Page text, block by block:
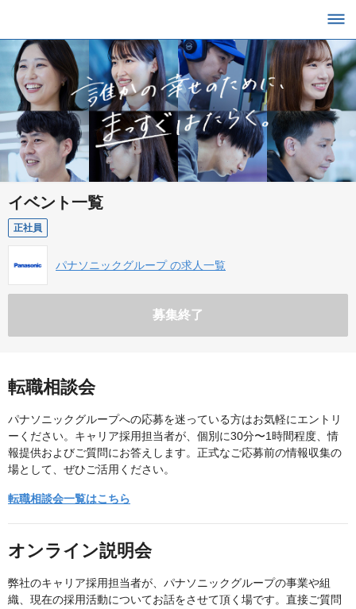
イベント一覧
正社員
パナソニックグループ の求人一覧
募集終了
転職相談会
パナソニックグループへの応募を迷っている方はお気軽にエントリ
ーください。キャリア採用担当者が、個別に30分〜1時間程度、情
報提供およびご質問にお答えします。正式なご応募前の情報収集の
場として、ぜひご活用ください。
転職相談会一覧はこちら
オンライン説明会
弊社のキャリア採用担当者が、パナソニックグループの事業や組
織、現在の採用活動についてお話をさせて頂く場です。直接ご質問